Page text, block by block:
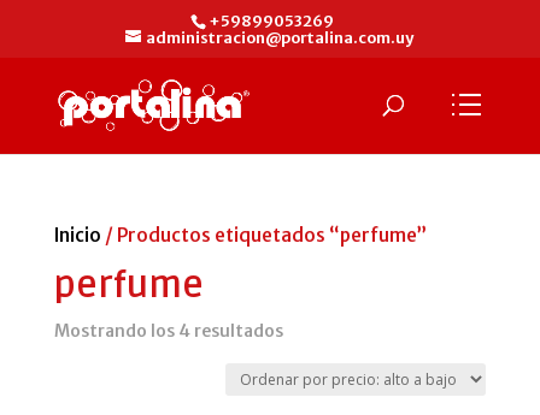
+59899053269
administracion@portalina.com.uy
Inicio / Productos etiquetados “perfume”
perfume
Mostrando los 4 resultadosOrdenado
precio: